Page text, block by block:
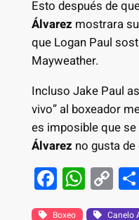
Esto después de
Álvarez mostrara
que Logan Paul
Mayweather.
Incluso Jake Paul
vivo” al boxeador
es imposible que
Álvarez no gusta
F
a
W
h
C
o
Boxeo Canelo